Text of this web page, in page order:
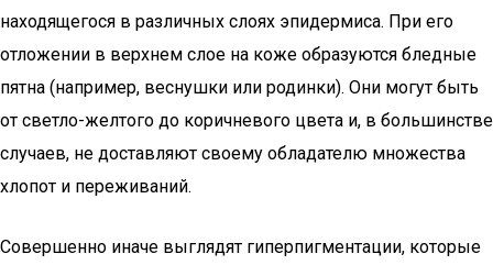
находящегося в различных слоях эпидермиса. При его
отложении в верхнем слое на коже образуются бледные
пятна (например, веснушки или родинки). Они могут быть
от светло-желтого до коричневого цвета и, в большинстве
случаев, не доставляют своему обладателю множества
хлопот и переживаний.
Совершенно иначе выглядят гиперпигментации, которые